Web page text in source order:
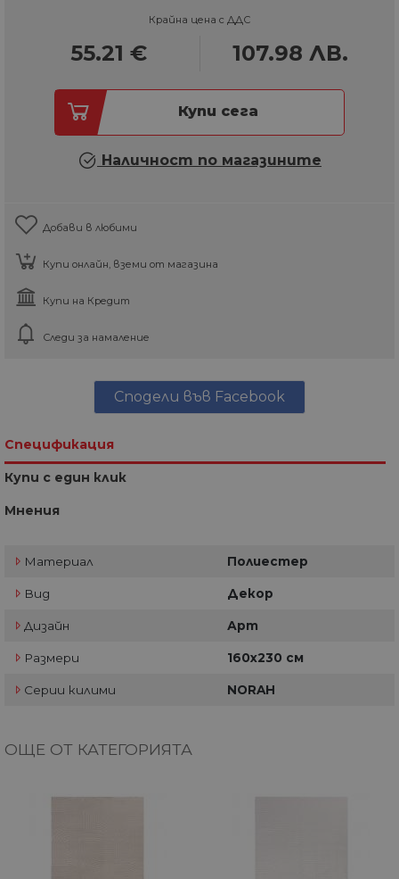
Крайна цена с ДДС
55.21 € 107.98 ЛВ.
Купи сега
Наличност по магазините
Добави в любими
Купи онлайн, вземи от магазина
Купи на Кредит
Следи за намаление
Сподели във Facebook
Спецификация
Купи с един клик
Мнения
Материал Полиестер
Вид Декор
Дизайн Арт
Размери 160х230 см
Серии килими NORAH
ОЩЕ ОТ КАТЕГОРИЯТА